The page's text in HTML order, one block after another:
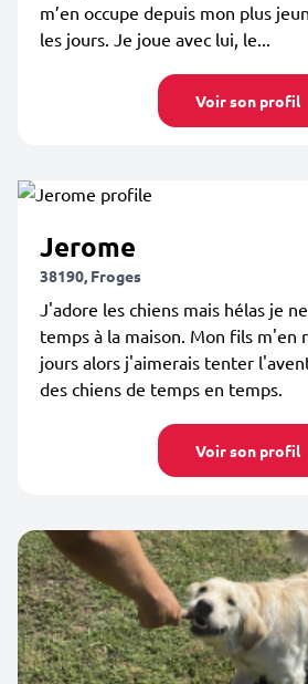
m’en occupe depuis mon plus
les jours. Je joue avec lui, le...
Voir son profil
Jerome
38190, Froges
J'adore les chiens mais hélas je
temps à la maison. Mon fils m'en
jours alors j'aimerais tenter
des chiens de temps en temps.
Voir son profil